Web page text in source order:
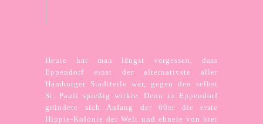
Heute hat man längst vergessen, dass
Eppendorf einst der alternativste aller
Hamburger Stadtteile war, gegen den selbst
St. Pauli spießig wirkte. Denn in Eppendorf
gründete sich Anfang der 60er die erste
Hippie-Kolonie der Welt und ebnete von hier